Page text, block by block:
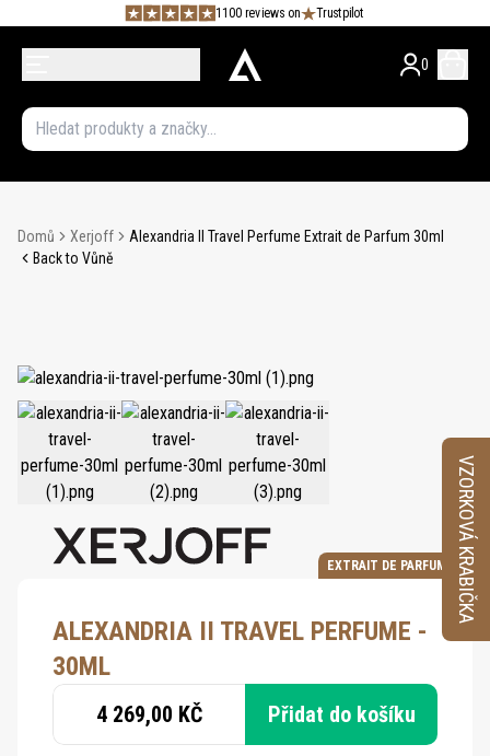
1100 reviews on Trustpilot
0
Domů Xerjoff
Alexandria II Travel Perfume Extrait de Parfum 30ml
Back to Vůně
EXTRAIT DE PARFUM
ALEXANDRIA II TRAVEL PERFUME -
30ML
4 269,00 KČ Přidat do košíku
VZORKOVÁ KRABIČKA